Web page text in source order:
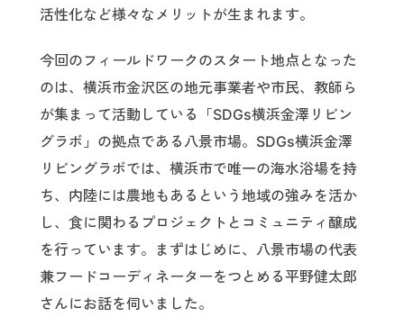
活性化など様々なメリットが生まれます。
今回のフィールドワークのスタート地点となった
のは、横浜市金沢区の地元事業者や市民、教師ら
が集まって活動している「SDGs横浜金澤リビン
グラボ」の拠点である八景市場。SDGs横浜金澤
リビングラボでは、横浜市で唯一の海水浴場を持
ち、内陸には農地もあるという地域の強みを活か
し、食に関わるプロジェクトとコミュニティ醸成
を行っています。まずはじめに、八景市場の代表
兼フードコーディネーターをつとめる平野健太郎
さんにお話を伺いました。